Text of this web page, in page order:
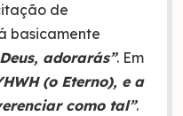
de
basicamente
adorarás”. Em
(o Eterno), e a
como tal”.